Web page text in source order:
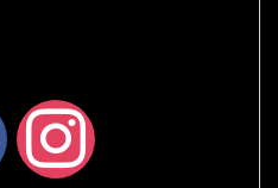
instagram